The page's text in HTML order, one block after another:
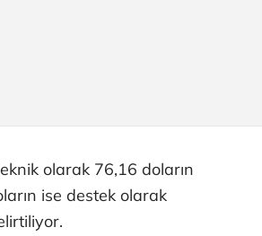
olarak 76,16 doların
ise destek olarak